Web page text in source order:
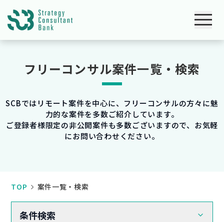
フリーコンサル案件一覧・検索
SCBではリモート案件を中心に、フリーコンサルの方々に魅
力的な案件を多数ご紹介しています。
ご登録者様限定の非公開案件も多数ございますので、お気軽
にお問い合わせください。
TOP 案件一覧・検索
条件検索